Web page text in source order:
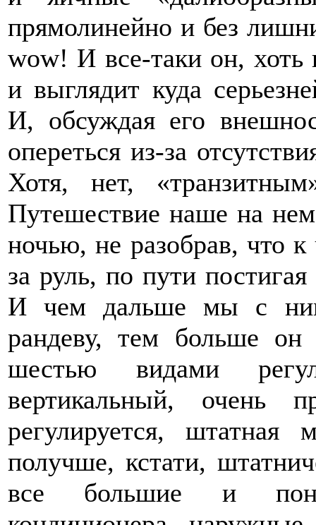
прямолинейно и без
wow! И все-таки он,
и выглядит куда
И, обсуждая его
опереться из-за
Хотя, нет,
Путешествие наше на
ночью, не разобрав, что
за руль, по пути
И чем дальше мы с ним
рандеву, тем больше
шестью видами
вертикальный,
регулируется,
получше, кстати,
все большие и